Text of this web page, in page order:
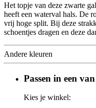
Het topje van deze zwarte
heeft een waterval hals. De
vrij hoge split. Bij deze
schoentjes dragen en deze
Andere kleuren
Passen in een
Kies je winkel: